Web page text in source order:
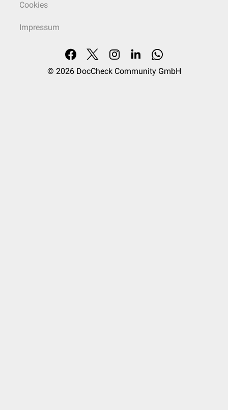
Cookies
Impressum
© 2026 DocCheck Community GmbH